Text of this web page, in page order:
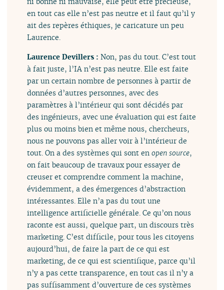
en tout cas elle n’est pas neutre et il faut qu’il y
ait des repères éthiques, je caricature un peu
Laurence.
Laurence Devillers :Non, pas du tout. C’est tout
à fait juste, l’IA n’est pas neutre. Elle est faite
par un certain nombre de personnes à partir de
données d’autres personnes, avec des
paramètres à l’intérieur qui sont décidés par
des ingénieurs, avec une évaluation qui est faite
plus ou moins bien et même nous, chercheurs,
nous ne pouvons pas aller voir à l’intérieur de
tout. On a des systèmes qui sont enopen source,
on fait beaucoup de travaux pour essayer de
creuser et comprendre comment la machine,
évidemment, a des émergences d’abstraction
intéressantes. Elle n’a pas du tout une
intelligence artificielle générale. Ce qu’on nous
raconte est aussi, quelque part, un discours très
marketing. C’est difficile, pour tous les citoyens
aujourd’hui, de faire la part de ce qui est
marketing, de ce qui est scientifique, parce qu’il
n’y a pas cette transparence, en tout cas il n’y a
pas suffisamment d’ouverture de ces systèmes